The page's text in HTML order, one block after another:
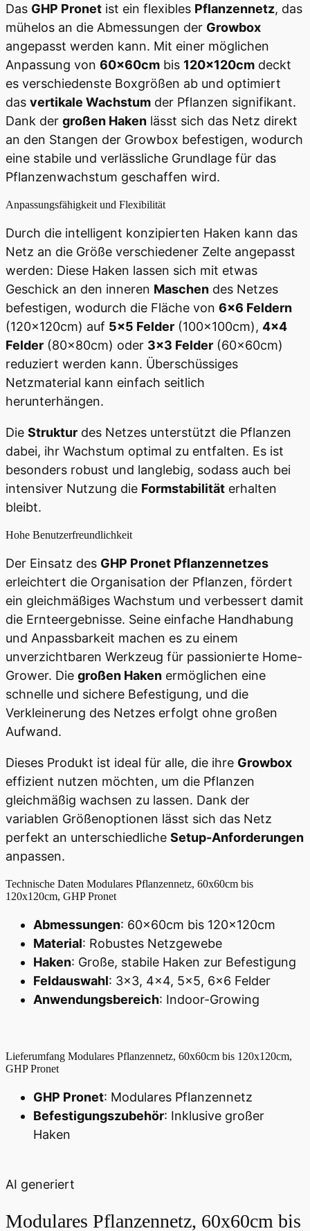
Das GHP Pronet ist ein flexibles Pflanzennetz, das
mühelos an die Abmessungen der Growbox
angepasst werden kann. Mit einer möglichen
Anpassung von 60x60cm bis 120x120cm deckt
es verschiedenste Boxgrößen ab und optimiert
das vertikale Wachstum der Pflanzen signifikant.
Dank der großen Haken lässt sich das Netz direkt
an den Stangen der Growbox befestigen, wodurch
eine stabile und verlässliche Grundlage für das
Pflanzenwachstum geschaffen wird.
Anpassungsfähigkeit und Flexibilität
Durch die intelligent konzipierten Haken kann das
Netz an die Größe verschiedener Zelte angepasst
werden: Diese Haken lassen sich mit etwas
Geschick an den inneren Maschen des Netzes
befestigen, wodurch die Fläche von 6x6 Feldern
(120x120cm) auf 5x5 Felder (100x100cm), 4x4
Felder (80x80cm) oder 3x3 Felder (60x60cm)
reduziert werden kann. Überschüssiges
Netzmaterial kann einfach seitlich
herunterhängen.
Die Struktur des Netzes unterstützt die Pflanzen
dabei, ihr Wachstum optimal zu entfalten. Es ist
besonders robust und langlebig, sodass auch bei
intensiver Nutzung die Formstabilität erhalten
bleibt.
Hohe Benutzerfreundlichkeit
Der Einsatz des GHP Pronet Pflanzennetzes
erleichtert die Organisation der Pflanzen, fördert
ein gleichmäßiges Wachstum und verbessert damit
die Ernteergebnisse. Seine einfache Handhabung
und Anpassbarkeit machen es zu einem
unverzichtbaren Werkzeug für passionierte Home-
Grower. Die großen Haken ermöglichen eine
schnelle und sichere Befestigung, und die
Verkleinerung des Netzes erfolgt ohne großen
Aufwand.
Dieses Produkt ist ideal für alle, die ihre Growbox
effizient nutzen möchten, um die Pflanzen
gleichmäßig wachsen zu lassen. Dank der
variablen Größenoptionen lässt sich das Netz
perfekt an unterschiedliche Setup-Anforderungen
anpassen.
Technische Daten Modulares Pflanzennetz, 60x60cm bis
120x120cm, GHP Pronet
Abmessungen: 60x60cm bis 120x120cm
Material: Robustes Netzgewebe
Haken: Große, stabile Haken zur Befestigung
Feldauswahl: 3x3, 4x4, 5x5, 6x6 Felder
Anwendungsbereich: Indoor-Growing
Lieferumfang Modulares Pflanzennetz, 60x60cm bis 120x120cm,
GHP Pronet
GHP Pronet: Modulares Pflanzennetz
Befestigungszubehör: Inklusive großer
Haken
AI generiert
Modulares Pflanzennetz, 60x60cm bis